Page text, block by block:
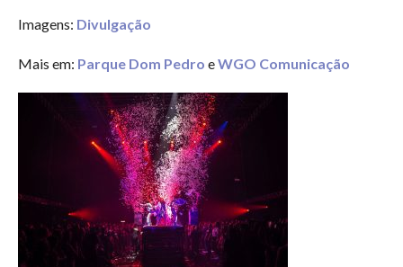
Imagens: Divulgação
Mais em: Parque Dom Pedro eWGO Comunicação